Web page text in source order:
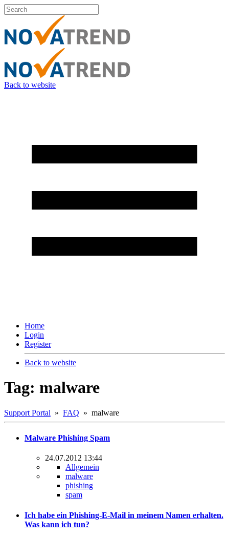
Back to website
Home
Login
Register
Back to website
Tag: malware
Support Portal » FAQ » malware
Malware Phishing Spam
24.07.2012 13:44
Allgemein
malware
phishing
spam
Ich habe ein Phishing-E-Mail in meinem Namen erhalten.
Was kann ich tun?